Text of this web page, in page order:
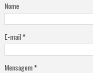
Nome
E-mail*
Mensagem*